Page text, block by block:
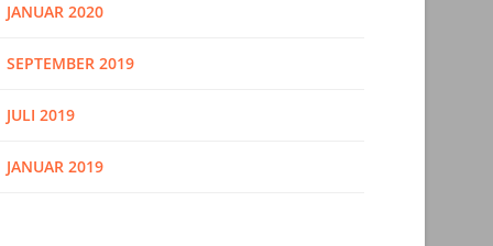
JANUAR 2020
SEPTEMBER 2019
JULI 2019
JANUAR 2019